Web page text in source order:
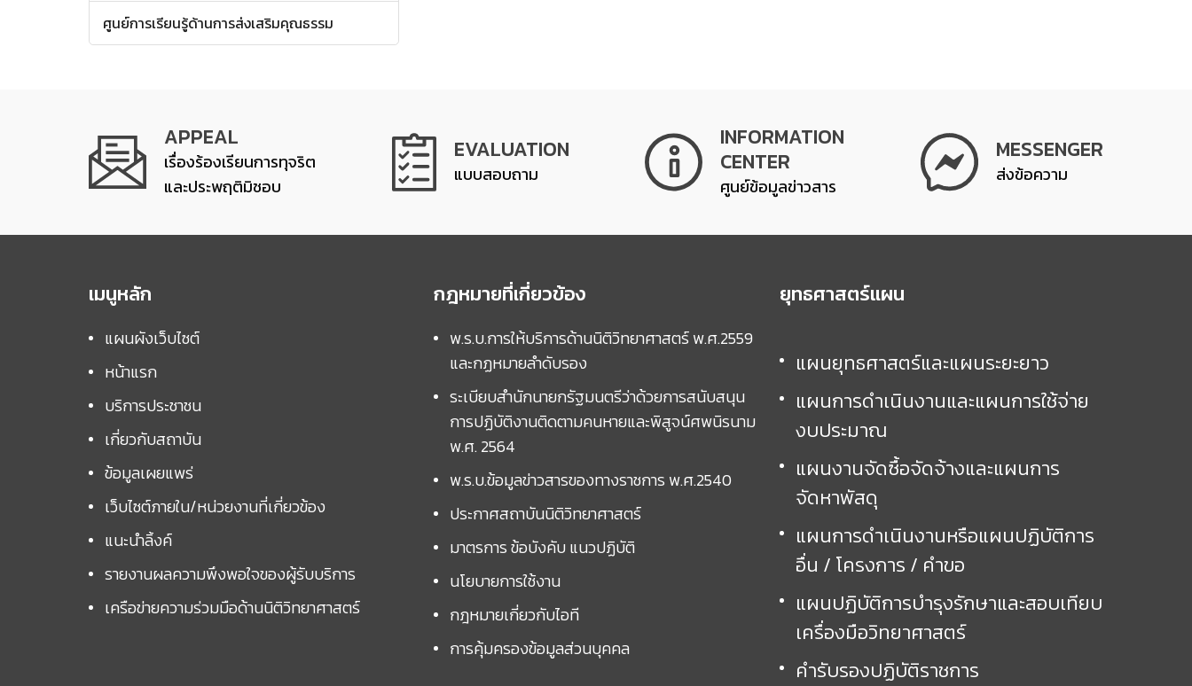
ศูนย์การเรียนรู้ด้านการส่งเสริมคุณธรรม
APPEAL
เรื่องร้องเรียนการทุจริต
และประพฤติมิชอบ
EVALUATION
แบบสอบถาม
INFORMATION
CENTER
ศูนย์ข้อมูลข่าวสาร
MESSENGER
ส่งข้อความ
เมนูหลัก
แผนผังเว็บไซต์
หน้าแรก
บริการประชาชน
เกี่ยวกับสถาบัน
ข้อมูลเผยแพร่
เว็บไซต์ภายใน/หน่วยงานที่เกี่ยวข้อง
แนะนำลิ้งค์
รายงานผลความพึงพอใจของผู้รับบริการ
เครือข่ายความร่วมมือด้านนิติวิทยาศาสตร์
กฎหมายที่เกี่ยวข้อง
พ.ร.บ.การให้บริการด้านนิติวิทยาศาสตร์ พ.ศ.2559
และกฏหมายลำดับรอง
ระเบียบสำนักนายกรัฐมนตรีว่าด้วยการสนับสนุน
การปฏิบัติงานติดตามคนหายและพิสูจน์ศพนิรนาม
พ.ศ. 2564
พ.ร.บ.ข้อมูลข่าวสารของทางราชการ พ.ศ.2540
ประกาศสถาบันนิติวิทยาศาสตร์
มาตรการ ข้อบังคับ แนวปฏิบัติ
นโยบายการใช้งาน
กฎหมายเกี่ยวกับไอที
การคุ้มครองข้อมูลส่วนบุคคล
ยุทธศาสตร์แผน
แผนยุทธศาสตร์และแผนระยะยาว
แผนการดำเนินงานและแผนการใช้จ่าย
งบประมาณ
แผนงานจัดซื้อจัดจ้างและแผนการ
จัดหาพัสดุ
แผนการดำเนินงานหรือแผนปฏิบัติการ
อื่น / โครงการ / คำขอ
แผนปฏิบัติการบำรุงรักษาและสอบเทียบ
เครื่องมือวิทยาศาสตร์
คำรับรองปฏิบัติราชการ